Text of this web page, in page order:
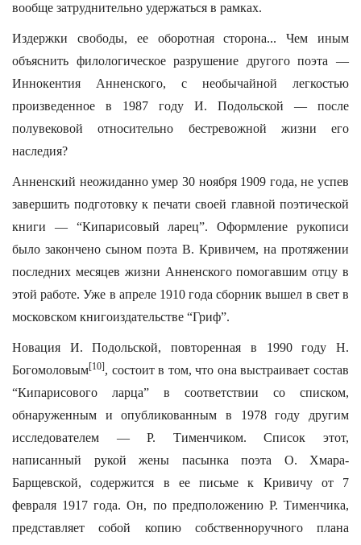
вообще затруднительно удержаться в рамках.
Издержки свободы, ее оборотная сторона... Чем иным
объяснить филологическое разрушение другого поэта —
Иннокентия Анненского, с необычайной легкостью
произведенное в 1987 году И. Подольской — после
полувековой относительно бестревожной жизни его
наследия?
Анненский неожиданно умер 30 ноября 1909 года, не успев
завершить подготовку к печати своей главной поэтической
книги — “Кипарисовый ларец”. Оформление рукописи
было закончено сыном поэта В. Кривичем, на протяжении
последних месяцев жизни Анненского помогавшим отцу в
этой работе. Уже в апреле 1910 года сборник вышел в свет в
московском книгоиздательстве “Гриф”.
Новация И. Подольской, повторенная в 1990 году Н.
Богомоловым[10], состоит в том, что она выстраивает состав
“Кипарисового ларца” в соответствии со списком,
обнаруженным и опубликованным в 1978 году другим
исследователем — Р. Тименчиком. Список этот,
написанный рукой жены пасынка поэта О. Хмара-
Барщевской, содержится в ее письме к Кривичу от 7
февраля 1917 года. Он, по предположению Р. Тименчика,
представляет собой копию собственноручного плана